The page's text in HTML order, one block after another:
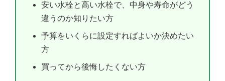
安い水栓と高い水栓で、中身や寿命がどう
違うのか知りたい方
予算をいくらに設定すればよいか決めたい
方
買ってから後悔したくない方